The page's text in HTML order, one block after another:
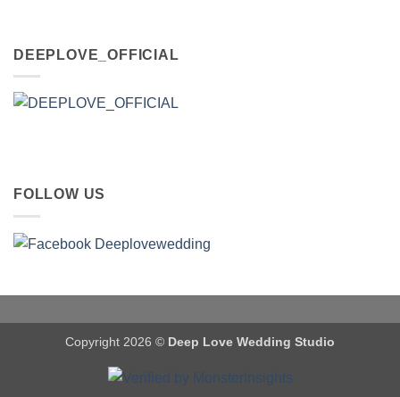
DEEPLOVE_OFFICIAL
FOLLOW US
Copyright 2026 © Deep Love Wedding Studio